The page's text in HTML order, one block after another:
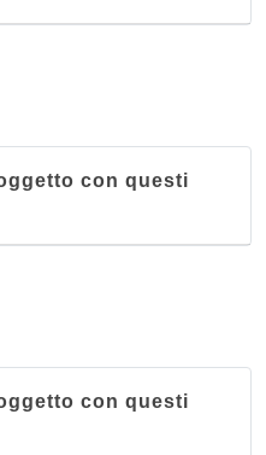
con questi
con questi